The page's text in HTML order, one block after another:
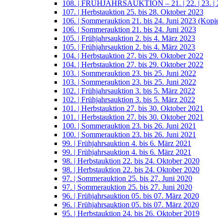
108. | FRÜHJAHRSAUKTION – 21. | 22. | 23. |
107. | Herbstauktion 25. bis 28. Oktober 2023
106. | Sommerauktion 21. bis 24. Juni 2023
106. | Sommerauktion 21. bis 24. Juni 2023
105. | Frühjahrsauktion 2. bis 4. März 2023
105. | Frühjahrsauktion 2. bis 4. März 2023
104. | Herbstauktion 27. bis 29. Oktober 2022
104. | Herbstauktion 27. bis 29. Oktober 2022
103. | Sommerauktion 23. bis 25. Juni 2022
103. | Sommerauktion 23. bis 25. Juni 2022
102. | Frühjahrsauktion 3. bis 5. März 2022
102. | Frühjahrsauktion 3. bis 5. März 2022
101. | Herbstauktion 27. bis 30. Oktober 2021
101. | Herbstauktion 27. bis 30. Oktober 2021
100. | Sommerauktion 23. bis 26. Juni 2021
100. | Sommerauktion 23. bis 26. Juni 2021
99. | Frühjahrsauktion 4. bis 6. März 2021
99. | Frühjahrsauktion 4. bis 6. März 2021
98. | Herbstauktion 22. bis 24. Oktober 2020
98. | Herbstauktion 22. bis 24. Oktober 2020
97. | Sommerauktion 25. bis 27. Juni 2020
97. | Sommerauktion 25. bis 27. Juni 2020
96. | Frühjahrsauktion 05. bis 07. März 2020
96. | Frühjahrsauktion 05. bis 07. März 2020
95. | Herbstauktion 24. bis 26. Oktober 2019